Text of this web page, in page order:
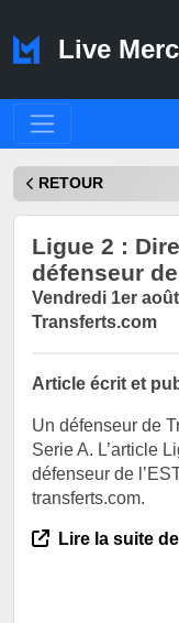
Live
RETOUR
Ligue 2 :
défenseur de
Vendredi 1er
Transferts.com
Article écrit et
Un défenseur de
Serie A. L’article
défenseur de
transferts.com.
Lire la suite